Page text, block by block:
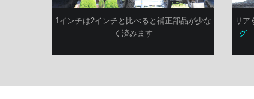
1インチは2インチと比べると補正部品が少な
く済みます
リア
グ